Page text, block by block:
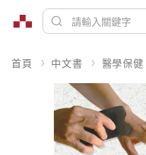
首頁 中文書 醫學保健